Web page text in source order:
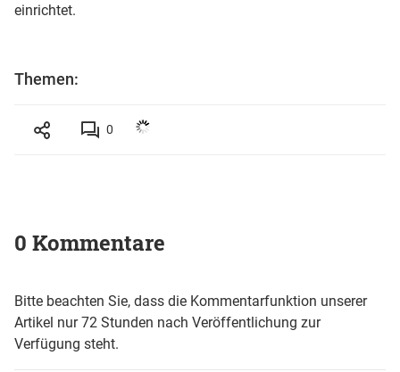
einrichtet.
Themen:
0
0 Kommentare
Bitte beachten Sie, dass die Kommentarfunktion unserer
Artikel nur 72 Stunden nach Veröffentlichung zur
Verfügung steht.